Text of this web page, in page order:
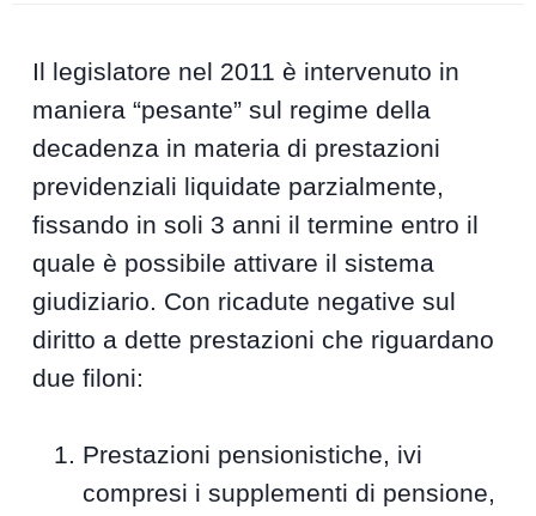
Il legislatore nel 2011 è intervenuto in
maniera “pesante” sul regime della
decadenza in materia di prestazioni
previdenziali liquidate parzialmente,
fissando in soli 3 anni il termine entro il
quale è possibile attivare il sistema
giudiziario. Con ricadute negative sul
diritto a dette prestazioni che riguardano
due filoni:
Prestazioni pensionistiche, ivi
compresi i supplementi di pensione,